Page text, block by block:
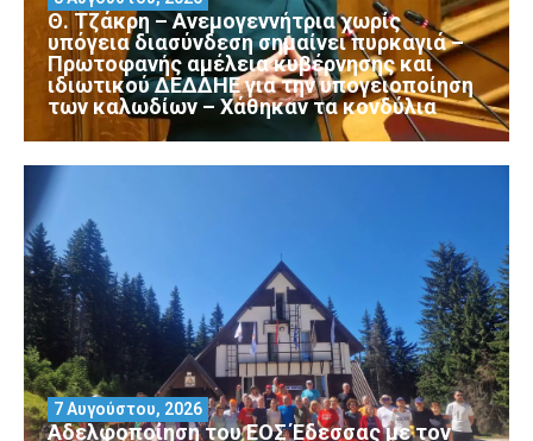
Θ. Τζάκρη – Ανεμογεννήτρια χωρίς
υπόγεια διασύνδεση σημαίνει πυρκαγιά –
Πρωτοφανής αμέλεια κυβέρνησης και
ιδιωτικού ΔΕΔΔΗΕ για την υπογειοποίηση
των καλωδίων – Χάθηκαν τα κονδύλια
Αδελφοποίηση του ΕΟΣ Έδεσσας με τον
7 Αυγούστου, 2026